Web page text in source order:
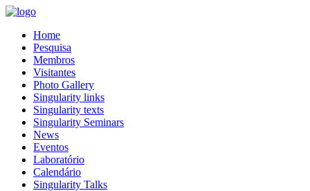
Home
Pesquisa
Membros
Visitantes
Photo Gallery
Singularity links
Singularity texts
Singularity Seminars
News
Eventos
Laboratório
Calendário
Singularity Talks